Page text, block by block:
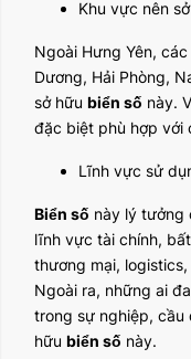
Khu vực nên
Ngoài Hưng Yên,
Dương, Hải Phòng,
sở hữu biển số này.
đặc biệt phù hợp với
Lĩnh vực sử
Biển số này lý tưởng
lĩnh vực tài chính,
thương mại,
Ngoài ra, những ai
trong sự nghiệp, cầu
hữu biển số này.